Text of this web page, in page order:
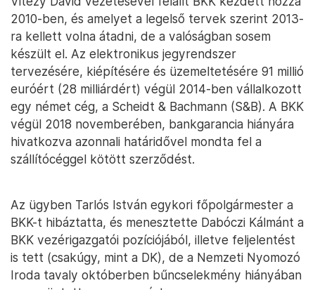
2010-ben, és amelyet a legelső tervek szerint 2013-
ra kellett volna átadni, de a valóságban sosem
készült el. Az elektronikus jegyrendszer
tervezésére, kiépítésére és üzemeltetésére 91 millió
euróért (28 milliárdért) végül 2014-ben vállalkozott
egy német cég, a Scheidt & Bachmann (S&B). A BKK
végül 2018 novemberében, bankgarancia hiányára
hivatkozva azonnali határidővel mondta fel a
szállítócéggel kötött szerződést.
Az ügyben Tarlós István egykori főpolgármester a
BKK-t hibáztatta, és menesztette Dabóczi Kálmánt a
BKK vezérigazgatói pozíciójából, illetve feljelentést
is tett (csakúgy, mint a DK), de a Nemzeti Nyomozó
Iroda tavaly októberben bűncselekmény hiányában